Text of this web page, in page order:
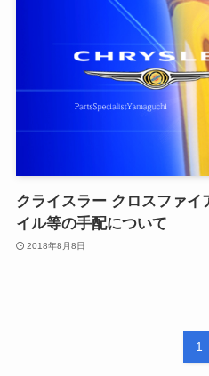
クライスラー クロスファイ
イル等の手配について
2018年8月8日
1